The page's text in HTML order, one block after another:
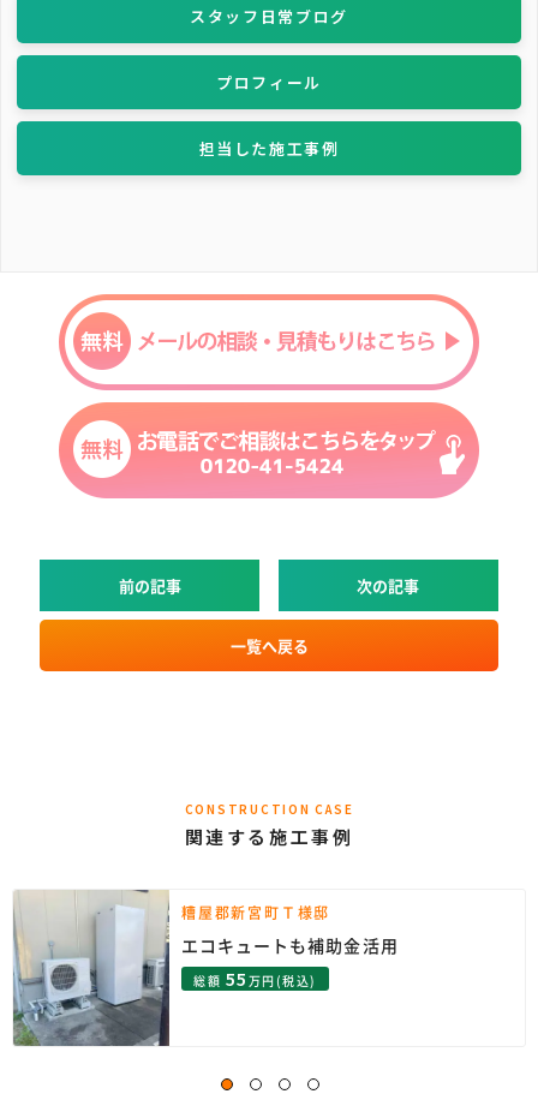
スタッフ日常ブログ
プロフィール
担当した施工事例
前の記事 次の記事
一覧へ戻る
CONSTRUCTION CASE
関連する施工事例
糟屋郡新宮町Ｔ様邸
エコキュートも補助金活用
総額 55 万円(税込)